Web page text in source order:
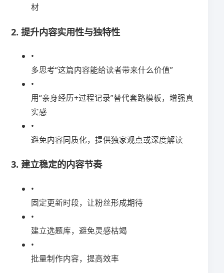
材
​2. 提升内容实用性与独特性​
•
多思考“这篇内容能给读者带来什么价值”
•
用“亲身经历+过程记录”替代套路模板，增强真
实感
•
避免内容同质化，提供独家观点或深度解读
​3. 建立稳定的内容节奏​
•
固定更新时段，让粉丝形成期待
•
建立选题库，避免灵感枯竭
•
批量制作内容，提高效率